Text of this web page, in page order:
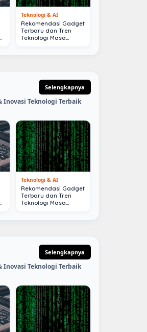
Teknologi & AI
Rekomendasi Gadget
Terbaru dan Tren
Teknologi Masa
Selengkapnya
Inovasi Teknologi Terbaik
Teknologi & AI
Rekomendasi Gadget
Terbaru dan Tren
Teknologi Masa
Selengkapnya
Inovasi Teknologi Terbaik